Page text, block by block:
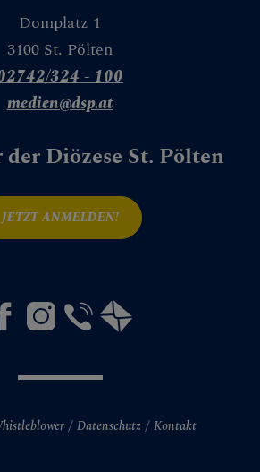
Domplatz 1
3100 St. Pölten
324 - 100
medien@dsp.at
Diözese St. Pölten
JETZT ANMELDEN!
Datenschutz Kontakt